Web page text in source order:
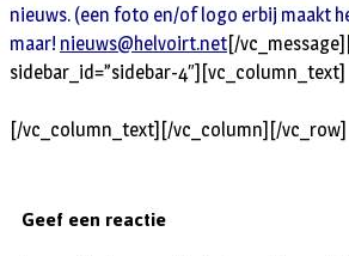
nieuws. (een foto en/of logo erbij maakt
maar! nieuws@helvoirt.net[/
sidebar_id=”sidebar-4″][vc_column_text]
[/vc_column_text][/vc_column][/vc_row]
Geef een reactie